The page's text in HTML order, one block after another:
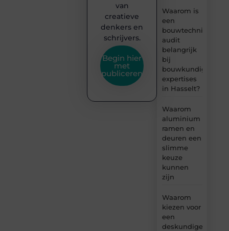
Waarom is
een
bouwtechnische
audit
belangrijk
bij
bouwkundige
expertises
in Hasselt?
Waarom
aluminium
ramen en
deuren een
slimme
keuze
kunnen
zijn
Waarom
kiezen voor
een
deskundige
van
creatieve
denkers en
schrijvers.
Begin hier
met
publiceren